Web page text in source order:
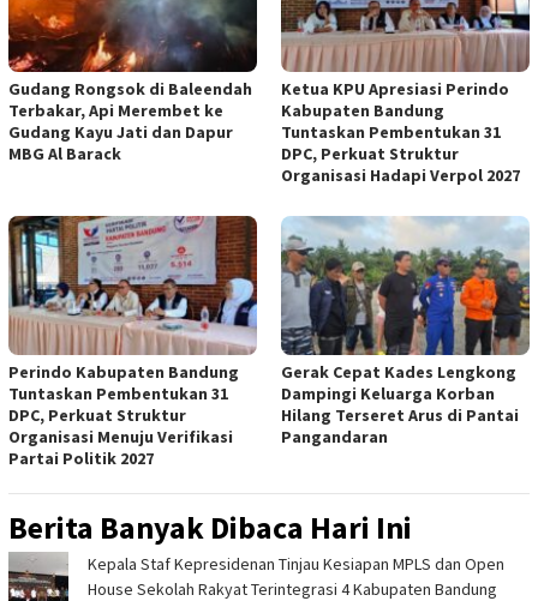
Gudang Rongsok di Baleendah
Terbakar, Api Merembet ke
Gudang Kayu Jati dan Dapur
MBG Al Barack
Ketua KPU Apresiasi Perindo
Kabupaten Bandung
Tuntaskan Pembentukan 31
DPC, Perkuat Struktur
Organisasi Hadapi Verpol 2027
Perindo Kabupaten Bandung
Tuntaskan Pembentukan 31
DPC, Perkuat Struktur
Organisasi Menuju Verifikasi
Partai Politik 2027
Gerak Cepat Kades Lengkong
Dampingi Keluarga Korban
Hilang Terseret Arus di Pantai
Pangandaran
Berita Banyak Dibaca Hari Ini
Kepala Staf Kepresidenan Tinjau Kesiapan MPLS dan Open
House Sekolah Rakyat Terintegrasi 4 Kabupaten Bandung